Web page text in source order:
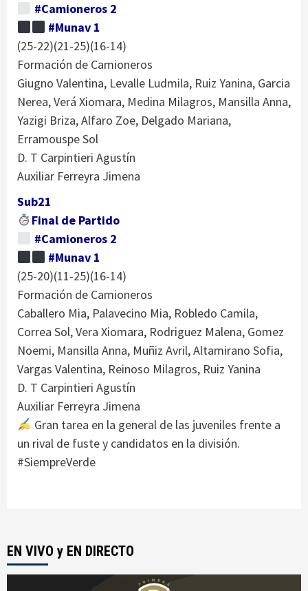
#Camioneros 2
#Munav 1
(25-22)(21-25)(16-14)
Formación de Camioneros
Giugno Valentina, Levalle Ludmila, Ruiz Yanina, Garcia
Nerea, Verá Xiomara, Medina Milagros, Mansilla Anna,
Yazigi Briza, Alfaro Zoe, Delgado Mariana,
Erramouspe Sol
D. T Carpintieri Agustín
Auxiliar Ferreyra Jimena
Sub21
Final de Partido
#Camioneros 2
#Munav 1
(25-20)(11-25)(16-14)
Formación de Camioneros
Caballero Mia, Palavecino Mia, Robledo Camila,
Correa Sol, Vera Xiomara, Rodriguez Malena, Gomez
Noemi, Mansilla Anna, Muñiz Avril, Altamirano Sofia,
Vargas Valentina, Reinoso Milagros, Ruiz Yanina
D. T Carpintieri Agustín
Auxiliar Ferreyra Jimena
Gran tarea en la general de las juveniles frente a
un rival de fuste y candidatos en la división.
#SiempreVerde
EN VIVO y EN DIRECTO